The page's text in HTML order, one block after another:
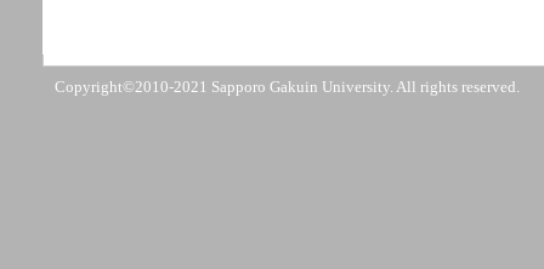
Copyright©2010-2021 Sapporo Gakuin University. All rights reserved.